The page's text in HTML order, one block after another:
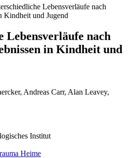
Lebensverläufe nach
Kindheit und Jugend
Lebensverläufe nach
in Kindheit und
Andreas Carr, Alan Leavey,
Institut
Heime